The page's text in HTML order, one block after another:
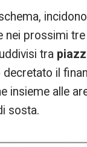
nei prossimi
tra
il
insieme alle
sosta.